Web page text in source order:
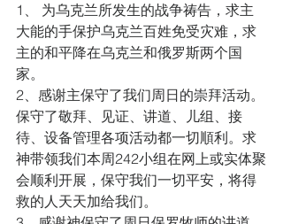
1、 为乌克兰所发生的战争祷告，求主
大能的手保护乌克兰百姓免受灾难，求
主的和平降在乌克兰和俄罗斯两个国
家。
2、感谢主保守了我们周日的崇拜活动。
保守了敬拜、见证、讲道、儿组、接
待、设备管理各项活动都一切順利。求
神带领我们本周242小组在网上或实体聚
会顺利开展，保守我们一切平安，将得
救的人天天加给我们。